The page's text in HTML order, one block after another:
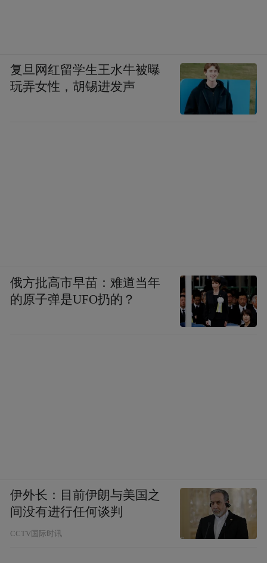
复旦网红留学生王水牛被曝
玩弄女性，胡锡进发声
俄方批高市早苗：难道当年
的原子弹是UFO扔的？
伊外长：目前伊朗与美国之
间没有进行任何谈判
CCTV国际时讯